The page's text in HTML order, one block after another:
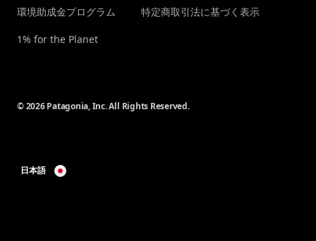
環境助成金プログラム
1% for the Planet
特定商取引法に基づく表示
© 2026 Patagonia, Inc. All Rights Reserved.
日本語